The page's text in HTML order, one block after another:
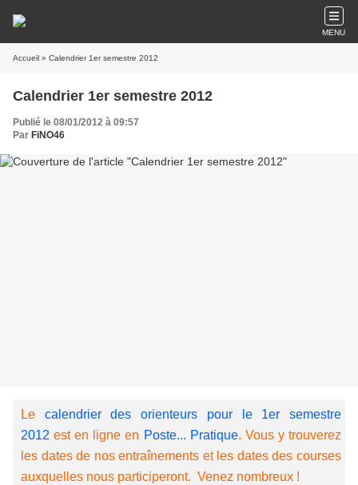
MENU
Accueil » Calendrier 1er semestre 2012
Calendrier 1er semestre 2012
Publié le 08/01/2012 à 09:57
Par FiNO46
Le calendrier des orienteurs pour le 1er semestre
2012 est en ligne en Poste... Pratique. Vous y trouverez
les dates de nos entraînements et les dates des courses
auxquelles nous participeront. Venez nombreux !